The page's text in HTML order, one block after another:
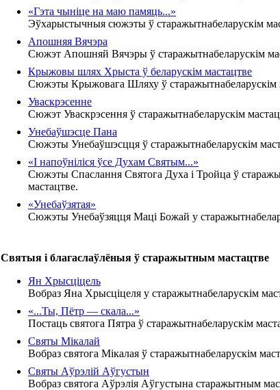
«Гэта чыніце на маю памяць...»
Эўхарыстычныя сюжэты ў старажытнабеларускім
Апошняя Вячэра
Сюжэт Апошняй Вячэры ў старажытнабеларускім
Крыжовы шлях Хрыста ў беларускім мастацтве
Сюжэты Крыжовага Шляху ў старажытнабеларускім
Уваскрэсенне
Сюжэт Уваскрэсення ў старажытнабеларускім
Унебаўшэсце Пана
Сюжэты Унебаўшэсцця ў старажытнабеларускім
«І напоўніліся ўсе Духам Святым...»
Сюжэты Спаслання Святога Духа і Тройца ў
мастацтве.
«Унебаўзятая»
Сюжэты Унебаўзяцця Маці Божай у
Святыя і благаслаўлёныя ў старажытным мастацтве
Ян Хрысціцель
Вобраз Яна Хрысціцеля у старажытнабеларускім
«...Ты, Пётр — скала...»
Постаць святога Пятра ў старажытнабеларускім
Святы Мікалай
Вобраз святога Мікалая ў старажытнабеларускім
Святы Аўрэлій Аўгустын
Вобраз святога Аўрэлія Аўгустына старажытным